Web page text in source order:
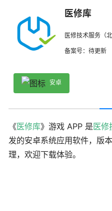
医修库
医修技术服务（
备案号：待更新
安卓
《医修库》游戏 APP 是医修
发的安卓系统应用软件，版
理，欢迎下载体验。